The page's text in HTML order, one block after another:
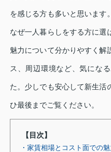
を感じる方も多いと思います
なぜ一人暮らしをする方に選
魅力について分かりやすく解
ス、周辺環境など、気にな
た。少しでも安心して新生活
ひ最後までご覧ください。
【目次】
・家賃相場とコスト面での